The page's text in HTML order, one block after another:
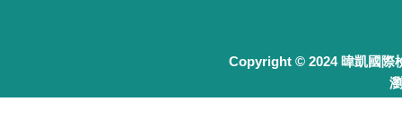
Copyright © 2024 暐凱國際